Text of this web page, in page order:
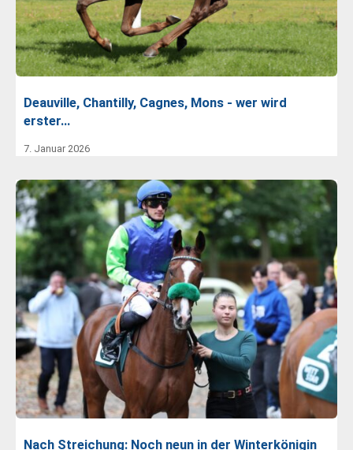
Deauville, Chantilly, Cagnes, Mons - wer wird
erster…
7. Januar 2026
Nach Streichung: Noch neun in der Winterkönigin